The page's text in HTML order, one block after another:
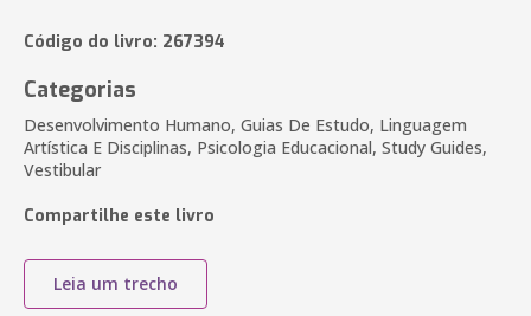
Código do livro: 267394
Categorias
Desenvolvimento Humano, Guias De Estudo, Linguagem
Artística E Disciplinas, Psicologia Educacional, Study Guides,
Vestibular
Compartilhe este livro
Leia um trecho